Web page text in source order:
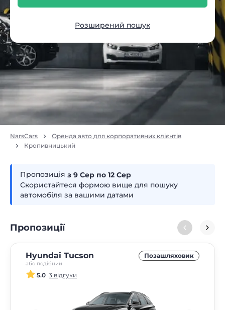
Розширений пошук
NarsCars
Оренда авто для корпоративних клієнтів
Кропивницький
Пропозиція з 9 сер по 12
сер
Скористайтеся формою вище для пошуку
автомобіля за вашими датами
Пропозиції
Hyundai Tucson
або подібний
Позашляховик
5.0 3 відгуки